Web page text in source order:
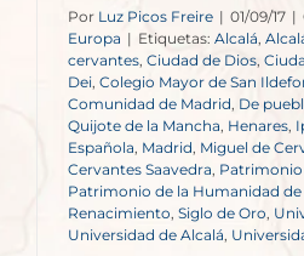
Por Luz Picos Freire | 01/09/17 |
Europa | Etiquetas: Alcalá
cervantes Ciudad de Dios,
Dei Colegio Mayor de San
Comunidad de Madrid, De
Quijote de la Mancha Henares,
Española, Madrid Miguel de
Cervantes Saavedra,
Patrimonio de la Humanidad de
Renacimiento, Siglo de Oro
Universidad de Alcalá,